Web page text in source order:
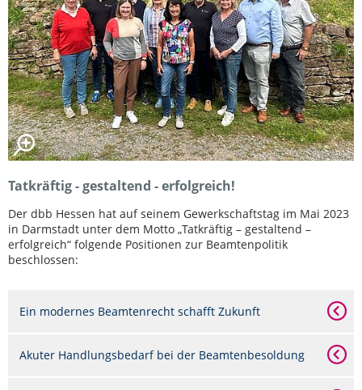
Tatkräftig - gestaltend - erfolgreich!
Der dbb Hessen hat auf seinem Gewerkschaftstag im Mai 2023
in Darmstadt unter dem Motto „Tatkräftig – gestaltend –
erfolgreich“ folgende Positionen zur Beamtenpolitik
beschlossen:
Ein modernes Beamtenrecht schafft Zukunft
Akuter Handlungsbedarf bei der Beamtenbesoldung